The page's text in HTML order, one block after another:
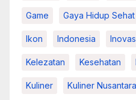
Game Gaya Hidup Sehat
Ikon Indonesia
Kelezatan Kesehatan
Kuliner Kuliner Nusantara